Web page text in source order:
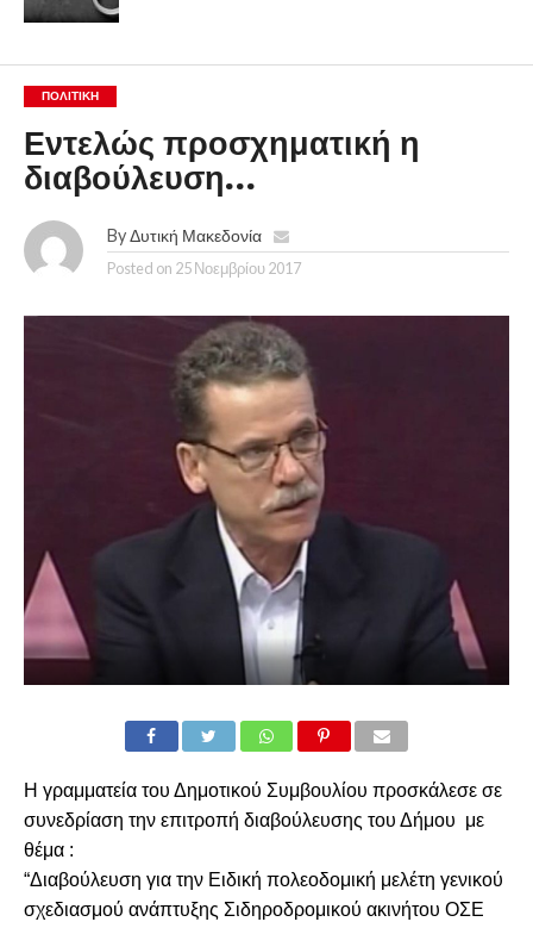
ΠΟΛΙΤΙΚΉ
Εντελώς προσχηματική η
διαβούλευση…
By Δυτική Μακεδονία
Posted on 25 Νοεμβρίου 2017
Η γραμματεία του Δημοτικού Συμβουλίου προσκάλεσε σε
συνεδρίαση την επιτροπή διαβούλευσης του Δήμου με
θέμα :
“Διαβούλευση για την Ειδική πολεοδομική μελέτη γενικού
σχεδιασμού ανάπτυξης Σιδηροδρομικού ακινήτου ΟΣΕ